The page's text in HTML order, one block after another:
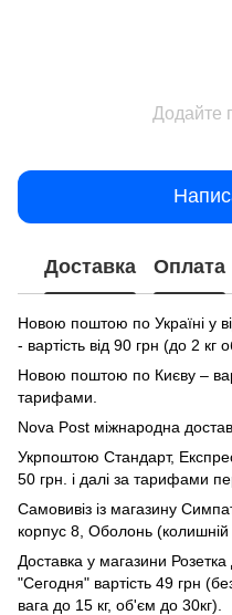
Додайте
Доставка Оплата
Новою поштою по Україні у
- вартість від 90 грн (до 2
Новою поштою по Києву –
тарифами.
Nova Post міжнародна
Укрпоштою Стандарт,
50 грн. і далі за тарифами
Самовивіз із магазину
корпус 8, Оболонь (колишній
Доставка у магазини Розетка
"Сегодня" вартість 49 грн
вага до 15 кг, об'єм до 30кг).